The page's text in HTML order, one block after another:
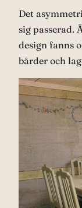
Det
sig passerad.
design fanns
bårder och